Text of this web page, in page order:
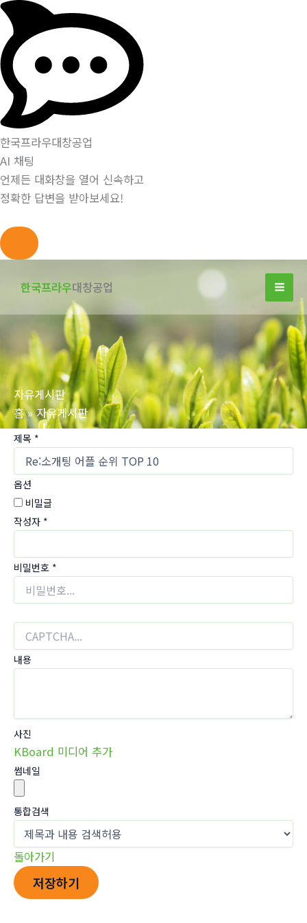
한국프라우대창공업
AI 채팅
언제든 대화창을 열어 신속하고
정확한 답변을 받아보세요!
너
뛰
기
한국프라우대창공업
자유게시판
홈
자유게시판
제목 *
옵션
비밀글
작성자 *
비밀번호 *
내용
사진
KBoard 미디어 추가
썸네일
통합검색
돌아가기
저장하기